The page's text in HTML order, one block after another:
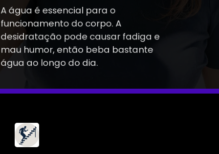
A água é essencial para o
funcionamento do corpo. A
desidratação pode causar fadiga e
mau humor, então beba bastante
água ao longo do dia.